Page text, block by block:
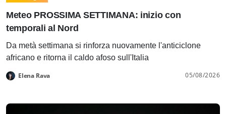
Meteo PROSSIMA SETTIMANA: inizio con
temporali al Nord
Da metà settimana si rinforza nuovamente l'anticiclone
africano e ritorna il caldo afoso sull'Italia
Elena Rava 05/08/2026